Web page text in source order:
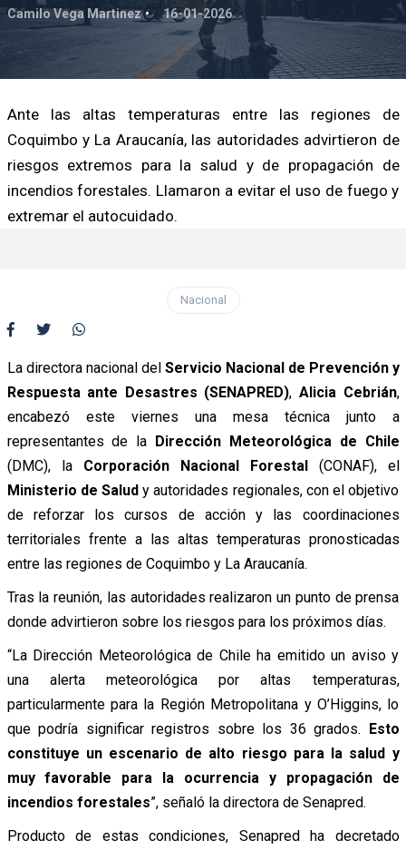
Camilo Vega Martinez 16-01-2026
Ante las altas temperaturas entre las regiones de
Coquimbo y La Araucanía, las autoridades advirtieron de
riesgos extremos para la salud y de propagación de
incendios forestales. Llamaron a evitar el uso de fuego y
extremar el autocuidado.
Nacional
La directora nacional delServicio Nacional de Prevención y
Respuesta ante Desastres (SENAPRED), Alicia Cebrián,
encabezó este viernes una mesa técnica junto a
representantes de la Dirección Meteorológica de Chile
(DMC), la Corporación Nacional Forestal(CONAF), el
Ministerio de Saludy autoridades regionales, con el objetivo
de reforzar los cursos de acción y las coordinaciones
territoriales frente a las altas temperaturas pronosticadas
entre las regiones de Coquimbo y La Araucanía.
Tras la reunión, las autoridades realizaron un punto de prensa
donde advirtieron sobre los riesgos para los próximos días.
“La Dirección Meteorológica de Chile ha emitido un aviso y
una alerta meteorológica por altas temperaturas,
particularmente para la Región Metropolitana y O’Higgins, lo
que podría significar registros sobre los 36 grados. Esto
constituye un escenario de alto riesgo para la salud y
muy favorable para la ocurrencia y propagación de
incendios forestales”, señaló la directora de Senapred.
Producto de estas condiciones, Senapred ha decretado